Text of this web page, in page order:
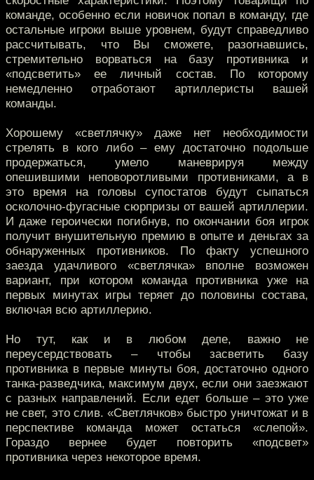
команде, особенно если новичок попал в команду, где
остальные игроки выше уровнем, будут справедливо
рассчитывать, что Вы сможете, разогнавшись,
стремительно ворваться на базу противника и
«подсветить» ее личный состав. По которому
немедленно отработают артиллеристы вашей
команды.
Хорошему «светлячку» даже нет необходимости
стрелять в кого либо – ему достаточно подольше
продержаться, умело маневрируя между
опешившими неповоротливыми противниками, а в
это время на головы супостатов будут сыпаться
осколочно-фугасные сюрпризы от вашей артиллерии.
И даже героически погибнув, по окончании боя игрок
получит внушительную премию в опыте и деньгах за
обнаруженных противников. По факту успешного
заезда удачливого «светлячка» вполне возможен
вариант, при котором команда противника уже на
первых минутах игры теряет до половины состава,
включая всю артиллерию.
Но тут, как и в любом деле, важно не
переусердствовать – чтобы засветить базу
противника в первые минуты боя, достаточно одного
танка-разведчика, максимум двух, если они заезжают
с разных направлений. Если едет больше – это уже
не свет, это слив. «Светлячков» быстро уничтожат и в
перспективе команда может остаться «слепой».
Гораздо вернее будет повторить «подсвет»
противника через некоторое время.